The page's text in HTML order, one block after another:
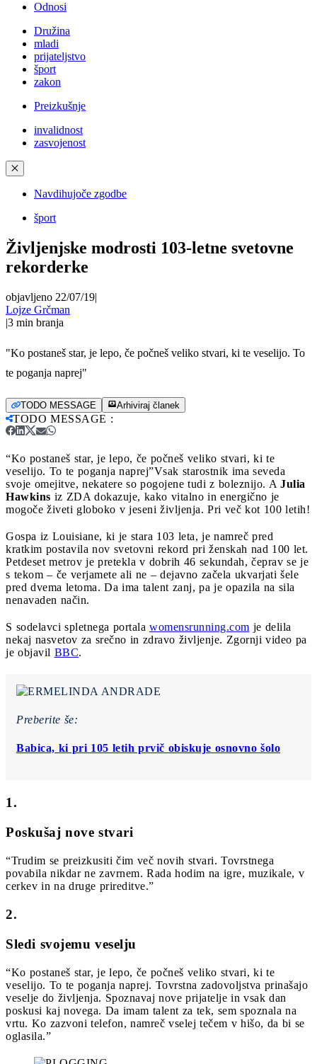
Odnosi
Družina
mladi
prijateljstvo
šport
zakon
Preizkušnje
invalidnost
zasvojenost
✕
Navdihujoče zgodbe
šport
Življenjske modrosti 103-letne svetovne
rekorderke
objavljeno 22/07/19|
Lojze Grčman
|3 min branja
"Ko postaneš star, je lepo, če počneš veliko stvari, ki te veselijo. To
te poganja naprej"
TODO MESSAGE Arhiviraj članek
TODO MESSAGE :
“Ko postaneš star, je lepo, če počneš veliko stvari, ki te
veselijo. To te poganja naprej”Vsak starostnik ima seveda
svoje omejitve, nekatere so pogojene tudi z boleznijo. A Julia
Hawkins iz ZDA dokazuje, kako vitalno in energično je
mogoče živeti globoko v jeseni življenja. Pri več kot 100 letih!
Gospa iz Louisiane, ki je stara 103 leta, je namreč pred
kratkim postavila nov svetovni rekord pri ženskah nad 100 let.
Petdeset metrov je pretekla v dobrih 46 sekundah, čeprav se je
s tekom – če verjamete ali ne – dejavno začela ukvarjati šele
pred dvema letoma. Da ima talent zanj, pa je opazila na sila
nenavaden način.
S sodelavci spletnega portala womensrunning.com je delila
nekaj nasvetov za srečno in zdravo življenje. Zgornji video pa
je objavil BBC.
Preberite še:
Babica, ki pri 105 letih prvič obiskuje osnovno šolo
1.
Poskušaj nove stvari
“Trudim se preizkusiti čim več novih stvari. Tovrstnega
povabila nikdar ne zavrnem. Rada hodim na igre, muzikale, v
cerkev in na druge prireditve.”
2.
Sledi svojemu veselju
“Ko postaneš star, je lepo, če počneš veliko stvari, ki te
veselijo. To te poganja naprej. Tovrstna zadovoljstva prinašajo
veselje do življenja. Spoznavaj nove prijatelje in vsak dan
poskusi kaj novega. Da imam talent za tek, sem spoznala na
vrtu. Ko zazvoni telefon, namreč vselej tečem v hišo, da bi se
oglasila.”